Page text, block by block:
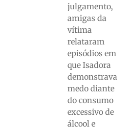
julgamento,
amigas da
vítima
relataram
episódios em
que Isadora
demonstrava
medo diante
do consumo
excessivo de
álcool e